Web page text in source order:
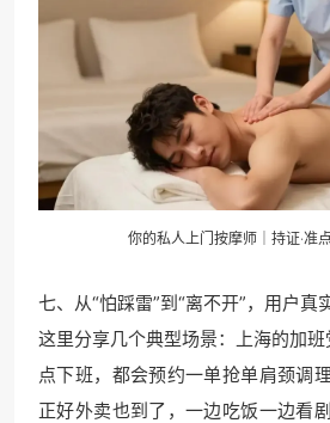
你的私人上门按摩师｜持证·准
七、从“怕踩雷”到“离不开”，用户真
这里分享几个典型场景：上海的加
点下班，都会预约一单抢单肩颈调
正好外卖也到了，一边吃饭一边看